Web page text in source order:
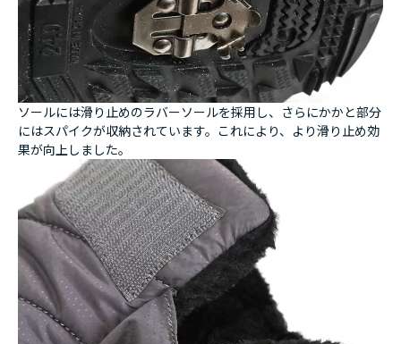
ソールには滑り止めのラバーソールを採用し、さらにかかと部分
にはスパイクが収納されています。これにより、より滑り止め効
果が向上しました。